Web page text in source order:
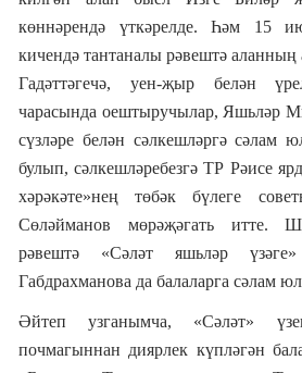
көннәрендә үткәрелде. Һәм 15
кичендә тантаналы рәвештә
Гадәттәгечә, уен-җыр белән
чарасында оештыручылар, Яшьләр
сүзләре белән сәлкешләргә сәлам
булып, сәлкешләребезгә ТР Рәисе
хәрәкәте»нең төбәк бүлеге
Сөләйманов мөрәҗәгать итте.
рәвештә «Сәләт яшьләр
Габдрахманова да балаларга сәлам
Әйтеп узганымча, «Сәләт»
почмагыннан диярлек күпләгән